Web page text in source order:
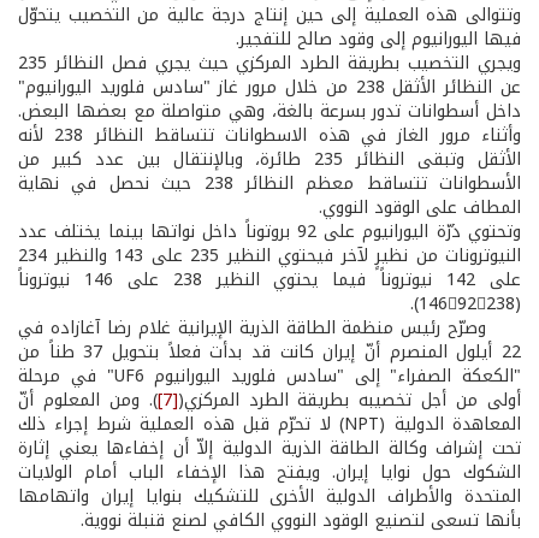
وتتوالى هذه العملية إلى حين إنتاج درجة عالية من التخصيب يتحوّل
فيها اليورانيوم إلى وقود صالح للتفجير.
ويجري التخصيب بطريقة الطرد المركزي حيث يجري فصل النظائر 235
عن النظائر الأثقل 238 من خلال مرور غاز "سادس فلوريد اليورانيوم"
داخل أسطوانات تدور بسرعة بالغة، وهي متواصلة مع بعضها البعض.
وأثناء مرور الغاز في هذه الاسطوانات تتساقط النظائر 238 لأنه
الأثقل وتبقى النظائر 235 طائرة، وبالإنتقال بين عدد كبير من
الأسطوانات تتساقط معظم النظائر 238 حيث نحصل في نهاية
المطاف على الوقود النووي.
وتحتوي ذرّة اليورانيوم على 92 بروتوناً داخل نواتها بينما يختلف عدد
النيوترونات من نظيرٍ لآخر فيحتوي النظير 235 على 143 والنظير 234
على 142 نيوتروناً فيما يحتوي النظير 238 على 146 نيوتروناً
(14692238).
وصرّح رئيس منظمة الطاقة الذرية الإيرانية غلام رضا آغازاده في
22 أيلول المنصرم أنّ إيران كانت قد بدأت فعلاً بتحويل 37 طناً من
"الكعكة الصفراء" إلى "سادس فلوريد اليورانيوم UF6" في مرحلة
أولى من أجل تخصيبه بطريقة الطرد المركزي([7] ). ومن المعلوم أنّ
المعاهدة الدولية (NPT) لا تحرّم قبل هذه العملية شرط إجراء ذلك
تحت إشراف وكالة الطاقة الذرية الدولية إلاّ أن إخفاءها يعني إثارة
الشكوك حول نوايا إيران. ويفتح هذا الإخفاء الباب أمام الولايات
المتحدة والأطراف الدولية الأخرى للتشكيك بنوايا إيران واتهامها
بأنها تسعى لتصنيع الوقود النووي الكافي لصنع قنبلة نووية.